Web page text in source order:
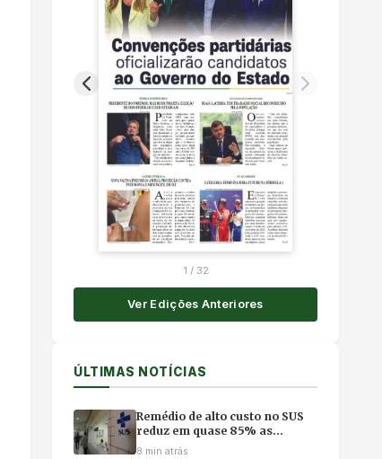
1 / 32
Ver Edições Anteriores
ÚLTIMAS NOTÍCIAS
Remédio de alto custo no SUS
reduz em quase 85% as
internações por fibrose cística
8 min atrás